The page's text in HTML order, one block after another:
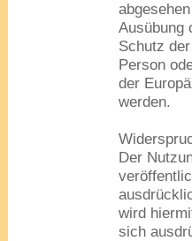
Ausübung
Schutz
Person
der
werden.
Der
wird
sich